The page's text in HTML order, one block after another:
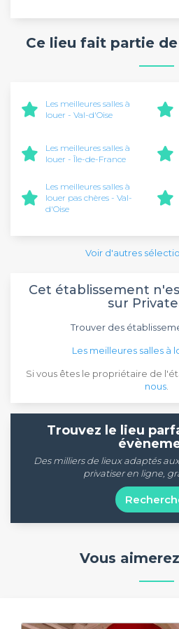
Ce lieu fait partie
Les meilleures salles à
louer - Val-d'Oise
Les meilleures salles à
louer - Île-de-France
Les meilleures salles à
louer pas chères - Val-
d'Oise
Voir d'autres
Cet établissement
sur
Trouver des
Les meilleures salles à
Si vous êtes le propriétaire de
nous
Trouvez le lieu
Des milliers de lieux adaptés
privatiser en ligne,
Vous